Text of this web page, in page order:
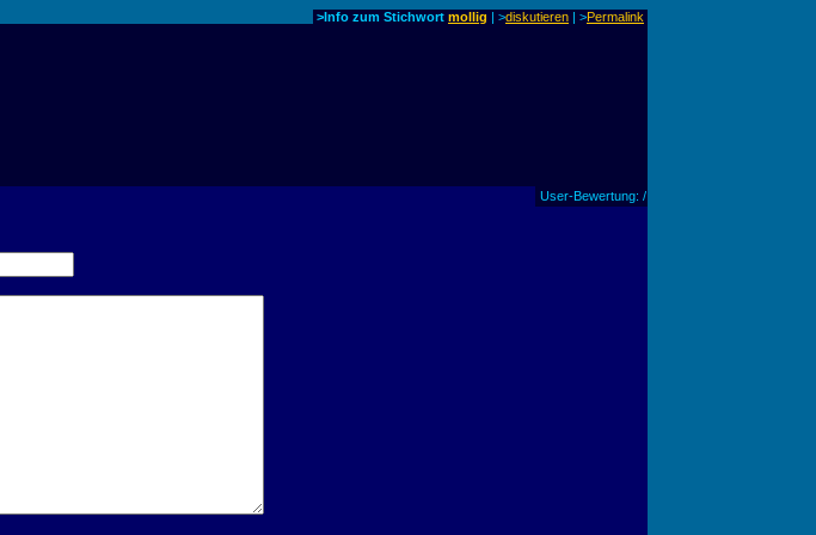
>Info zum Stichwort mollig | >diskutieren | >Permalink
User-Bewertung: /